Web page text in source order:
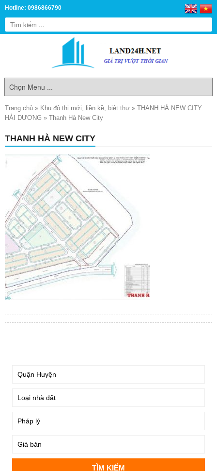
Hotline: 0986866790
Trang chủ » Khu đô thị mới, liền kề, biệt thự » THANH HÀ NEW CITY
HẢI DƯƠNG » Thanh Hà New City
THANH HÀ NEW CITY